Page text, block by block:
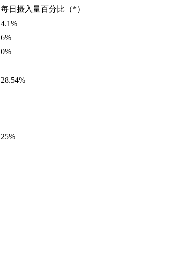
每日摄入量百分比（*）
4.1%
6%
0%
28.54%
–
–
–
25%